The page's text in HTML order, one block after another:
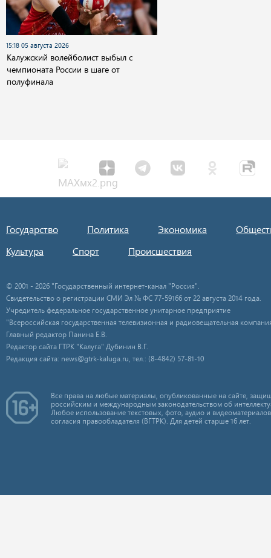
15:18 05 августа 2026
Калужский волейболист выбыл с
чемпионата России в шаге от
полуфинала
Государство Политика Экономика
Культура
Спорт Происшествия
© 2001 - 2026 "Государственный интернет-канал "Россия".
Свидетельство о регистрации СМИ Эл № ФС 77-59166 от 22 августа 2014 года.
Учредитель федеральное государственное унитарное предприятие
"Всероссийская государственная телевизионная и радиовещательная
Главный редактор Панина Е.В.
Редактор сайта ГТРК "Калуга" Дубинин В.Г.
Редакция сайта: news@gtrk-kaluga.ru, тел.: (8-4842) 57-81-10
Все права на любые материалы, опубликованные на сайте,
российским и международным законодательством об
Любое использование текстовых, фото, аудио и
согласия правообладателя (ВГТРК). Для детей старше 16 лет.